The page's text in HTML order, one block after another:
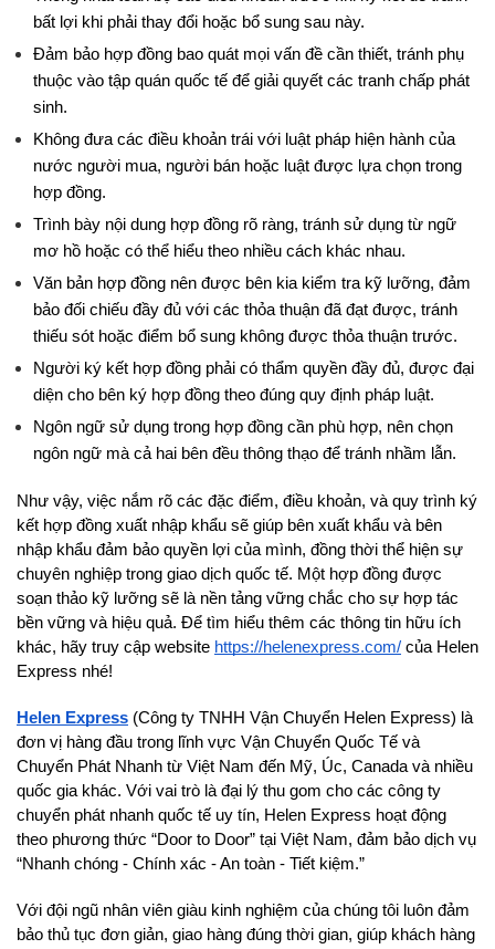
bất lợi khi phải thay đổi hoặc bổ sung sau này.
Đảm bảo hợp đồng bao quát mọi vấn đề cần thiết, tránh phụ
thuộc vào tập quán quốc tế để giải quyết các tranh chấp phát
sinh.
Không đưa các điều khoản trái với luật pháp hiện hành của
nước người mua, người bán hoặc luật được lựa chọn trong
hợp đồng.
Trình bày nội dung hợp đồng rõ ràng, tránh sử dụng từ ngữ
mơ hồ hoặc có thể hiểu theo nhiều cách khác nhau.
Văn bản hợp đồng nên được bên kia kiểm tra kỹ lưỡng, đảm
bảo đối chiếu đầy đủ với các thỏa thuận đã đạt được, tránh
thiếu sót hoặc điểm bổ sung không được thỏa thuận trước.
Người ký kết hợp đồng phải có thẩm quyền đầy đủ, được đại
diện cho bên ký hợp đồng theo đúng quy định pháp luật.
Ngôn ngữ sử dụng trong hợp đồng cần phù hợp, nên chọn
ngôn ngữ mà cả hai bên đều thông thạo để tránh nhầm lẫn.
Như vậy, việc nắm rõ các đặc điểm, điều khoản, và quy trình ký
kết hợp đồng xuất nhập khẩu sẽ giúp bên xuất khẩu và bên
nhập khẩu đảm bảo quyền lợi của mình, đồng thời thể hiện sự
chuyên nghiệp trong giao dịch quốc tế. Một hợp đồng được
soạn thảo kỹ lưỡng sẽ là nền tảng vững chắc cho sự hợp tác
bền vững và hiệu quả. Để tìm hiểu thêm các thông tin hữu ích
khác, hãy truy cập website https://helenexpress.com/ của Helen
Express nhé!
Helen Express (Công ty TNHH Vận Chuyển Helen Express) là
đơn vị hàng đầu trong lĩnh vực Vận Chuyển Quốc Tế và
Chuyển Phát Nhanh từ Việt Nam đến Mỹ, Úc, Canada và nhiều
quốc gia khác. Với vai trò là đại lý thu gom cho các công ty
chuyển phát nhanh quốc tế uy tín, Helen Express hoạt động
theo phương thức “Door to Door” tại Việt Nam, đảm bảo dịch vụ
“Nhanh chóng - Chính xác - An toàn - Tiết kiệm.”
Với đội ngũ nhân viên giàu kinh nghiệm của chúng tôi luôn đảm
bảo thủ tục đơn giản, giao hàng đúng thời gian, giúp khách hàng